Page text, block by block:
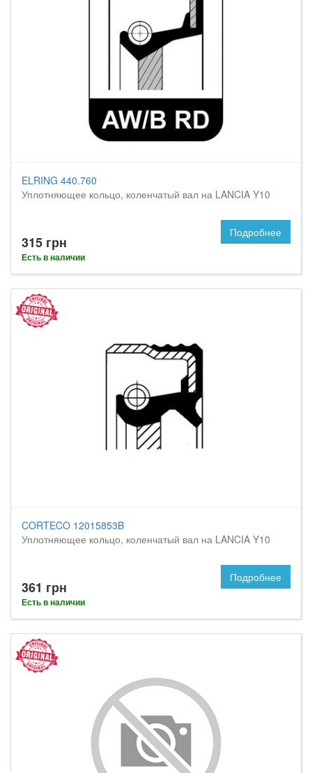
ELRING 440.760
Уплотняющее кольцо, коленчатый вал на LANCIA Y10
315 грн
Есть в наличии
Подробнее
CORTECO 12015853B
Уплотняющее кольцо, коленчатый вал на LANCIA Y10
361 грн
Есть в наличии
Подробнее